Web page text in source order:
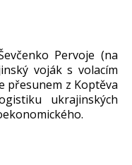
Pervoje (na
voják s volacím
přesunem z Koptěva
ukrajinských